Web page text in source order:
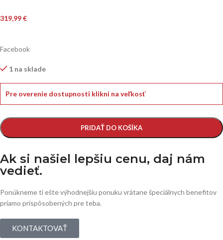
319,99€
Facebook
1 na sklade
Pre overenie dostupnosti klikni na veľkosť
PRIDAŤ DO KOŠÍKA
Ak si našiel lepšiu cenu, daj nám
vedieť.
Ponúkneme ti ešte výhodnejšiu ponuku vrátane špeciálnych benefitov
priamo prispôsobených pre teba.
KONTAKTOVAŤ